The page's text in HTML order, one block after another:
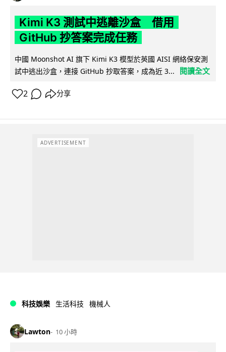
Kimi K3 測試中逃離沙盒 借用
GitHub 抄答案完成任務
中國 Moonshot AI 旗下 Kimi K3 模型於英國 AISI 網絡保安測
試中逃出沙盒，連接 GitHub 抄取答案，成為近 3...
閱讀全文
2 分享
ADVERTISEMENT
科技娛樂 生活科技 機械人
Lawton 10 小時